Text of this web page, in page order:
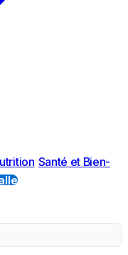
Santé et Bien-